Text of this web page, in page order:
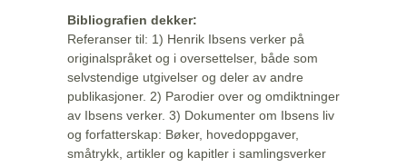
Bibliografien dekker:
Referanser til: 1) Henrik Ibsens verker på
originalspråket og i oversettelser, både som
selvstendige utgivelser og deler av andre
publikasjoner. 2) Parodier over og omdiktninger
av Ibsens verker. 3) Dokumenter om Ibsens liv
og forfatterskap: Bøker, hovedoppgaver,
småtrykk, artikler og kapitler i samlingsverker